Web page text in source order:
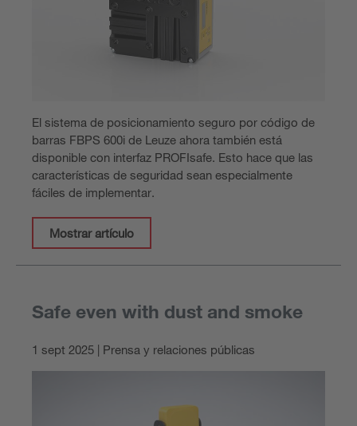
El sistema de posicionamiento seguro por código de
barras FBPS 600i de Leuze ahora también está
disponible con interfaz PROFIsafe. Esto hace que las
características de seguridad sean especialmente
fáciles de implementar.
Mostrar artículo
Safe even with dust and smoke
1 sept 2025 | Prensa y relaciones públicas